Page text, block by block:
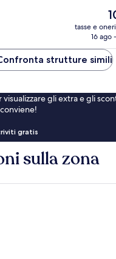
Il
tasse e
16 ago
strutture simili
gli extra e gli
gratis
sulla zona